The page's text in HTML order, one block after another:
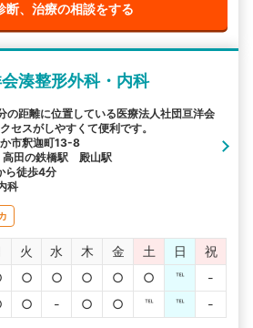
断、治療の相談をする
湊整形外科・内科
の距離に位置している医療法人社団亘洋会
セスがしやすくて便利です。
市釈迦町13-8
田の鉄橋駅 殿山駅
ら徒歩4分
科
火 水 木 金 土 日
祝
○ ○ ○ ○ ○ ℡
-
○ - ○ ○ ℡ ℡ -